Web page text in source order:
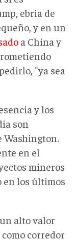
ebria de
y en un
a China y
"ya sea
y los
son
Washington.
en el
mineros
en los últimos
alto valor
corredor